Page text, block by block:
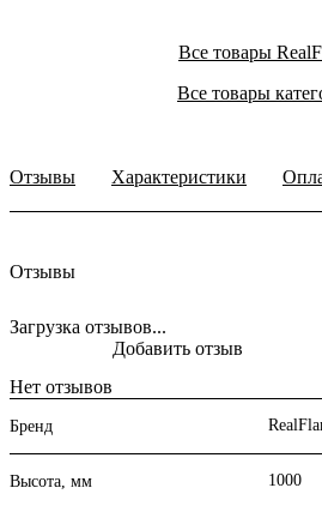
Все товары
Все товары
Отзывы Характеристики
Отзывы
Загрузка отзывов...
Нет отзывов
Добавить отзыв
Бренд
Высота, мм 1000